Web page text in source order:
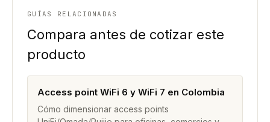
GUÍAS RELACIONADAS
Compara antes de cotizar este
producto
Access point WiFi 6 y WiFi 7 en Colombia
Cómo dimensionar access points